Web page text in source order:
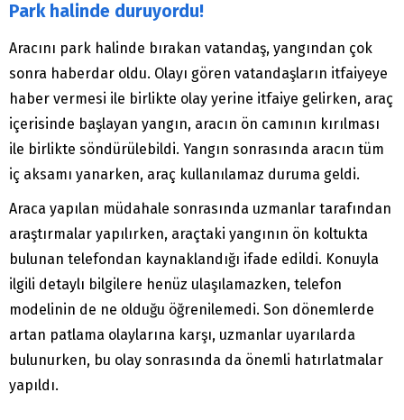
Park halinde duruyordu!
Aracını park halinde bırakan vatandaş, yangından çok
sonra haberdar oldu. Olayı gören vatandaşların itfaiyeye
haber vermesi ile birlikte olay yerine itfaiye gelirken, araç
içerisinde başlayan yangın, aracın ön camının kırılması
ile birlikte söndürülebildi. Yangın sonrasında aracın tüm
iç aksamı yanarken, araç kullanılamaz duruma geldi.
Araca yapılan müdahale sonrasında uzmanlar tarafından
araştırmalar yapılırken, araçtaki yangının ön koltukta
bulunan telefondan kaynaklandığı ifade edildi. Konuyla
ilgili detaylı bilgilere henüz ulaşılamazken, telefon
modelinin de ne olduğu öğrenilemedi. Son dönemlerde
artan patlama olaylarına karşı, uzmanlar uyarılarda
bulunurken, bu olay sonrasında da önemli hatırlatmalar
yapıldı.